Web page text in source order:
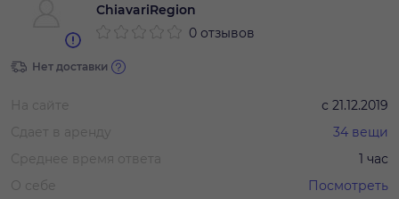
ChiavariRegion
0 отзывов
Нет доставки
На сайте с 21.12.2019
Сдает в аренду
34 вещи
Среднее время ответа
1 час
О себе
Посмотреть